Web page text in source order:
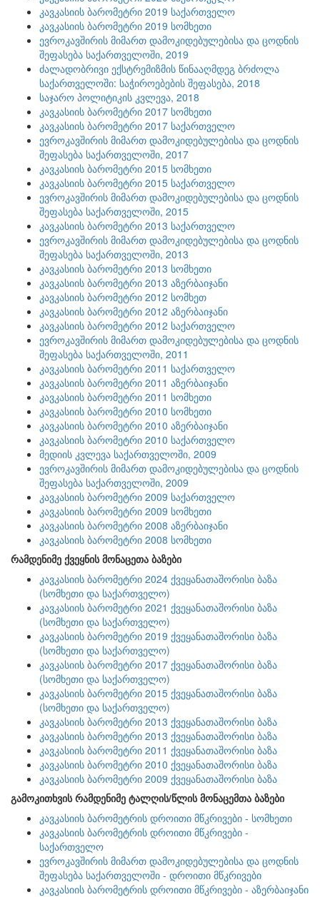
კავკასიის ბარომეტრი 2019 საქართველო
კავკასიის ბარომეტრი 2019 სომხეთი
ევროკავშირის მიმართ დამოკიდებულებისა და ცოდნის
შეფასება საქართველოში, 2019
ძალადობრივი ექსტრემიზმის წინააღმდეგ ბრძოლა
საქართველოში: საჭიროებების შეფასება, 2018
საჯარო პოლიტიკის კვლევა, 2018
კავკასიის ბარომეტრი 2017 სომხეთი
კავკასიის ბარომეტრი 2017 საქართველო
ევროკავშირის მიმართ დამოკიდებულებისა და ცოდნის
შეფასება საქართველოში, 2017
კავკასიის ბარომეტრი 2015 სომხეთი
კავკასიის ბარომეტრი 2015 საქართველო
ევროკავშირის მიმართ დამოკიდებულებისა და ცოდნის
შეფასება საქართველოში, 2015
კავკასიის ბარომეტრი 2013 საქართველო
ევროკავშირის მიმართ დამოკიდებულებისა და ცოდნის
შეფასება საქართველოში, 2013
კავკასიის ბარომეტრი 2013 სომხეთი
კავკასიის ბარომეტრი 2013 აზერბაიჯანი
კავკასიის ბარომეტრი 2012 სომხეთ
კავკასიის ბარომეტრი 2012 აზერბაიჯანი
კავკასიის ბარომეტრი 2012 საქართველო
ევროკავშირის მიმართ დამოკიდებულებისა და ცოდნის
შეფასება საქართველოში, 2011
კავკასიის ბარომეტრი 2011 საქართველო
კავკასიის ბარომეტრი 2011 აზერბაიჯანი
კავკასიის ბარომეტრი 2011 სომხეთი
კავკასიის ბარომეტრი 2010 სომხეთი
კავკასიის ბარომეტრი 2010 აზერბაიჯანი
კავკასიის ბარომეტრი 2010 საქართველო
მედიის კვლევა საქართველოში, 2009
ევროკავშირის მიმართ დამოკიდებულებისა და ცოდნის
შეფასება საქართველოში, 2009
კავკასიის ბარომეტრი 2009 საქართველო
კავკასიის ბარომეტრი 2009 სომხეთი
კავკასიის ბარომეტრი 2008 აზერბაიჯანი
კავკასიის ბარომეტრი 2008 სომხეთი
რამდენიმე ქვეყნის მონაცეთა ბაზები
კავკასიის ბარომეტრი 2024 ქვეყანათაშორისი ბაზა
(სომხეთი და საქართველო)
კავკასიის ბარომეტრი 2021 ქვეყანათაშორისი ბაზა
(სომხეთი და საქართველო)
კავკასიის ბარომეტრი 2019 ქვეყანათაშორისი ბაზა
(სომხეთი და საქართველო)
კავკასიის ბარომეტრი 2017 ქვეყანათაშორისი ბაზა
(სომხეთი და საქართველო)
კავკასიის ბარომეტრი 2015 ქვეყანათაშორისი ბაზა
(სომხეთი და საქართველო)
კავკასიის ბარომეტრი 2013 ქვეყანათაშორისი ბაზა
კავკასიის ბარომეტრი 2013 ქვეყანათაშორისი ბაზა
კავკასიის ბარომეტრი 2011 ქვეყანათაშორისი ბაზა
კავკასიის ბარომეტრი 2010 ქვეყანათაშორისი ბაზა
კავკასიის ბარომეტრი 2009 ქვეყანათაშორისი ბაზა
გამოკითხვის რამდენიმე ტალღის/წლის მონაცემთა ბაზები
კავკასიის ბარომეტრის დროითი მწკრივები - სომხეთი
კავკასიის ბარომეტრის დროითი მწკრივები -
საქართველო
ევროკავშირის მიმართ დამოკიდებულებისა და ცოდნის
შეფასება საქართველოში - დროითი მწკრივები
კავკასიის ბარომეტრის დროითი მწკრივები - აზერბაიჯანი